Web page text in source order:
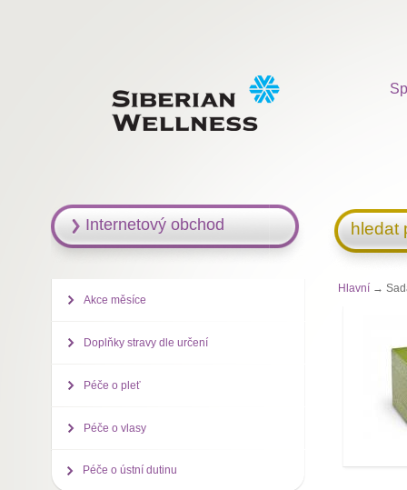
hledat
Hlavní →
Internetový obchod
Akce měsíce
Doplňky stravy dle určení
Péče o pleť
Péče o vlasy
Péče o ústní dutinu